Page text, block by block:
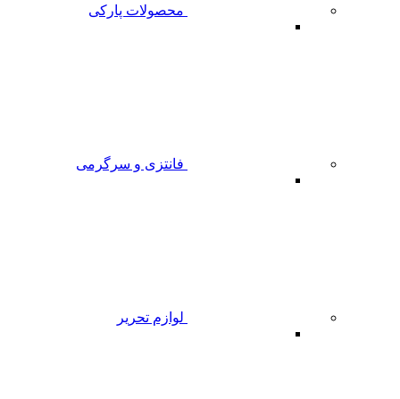
محصولات پارکی
فانتزی و سرگرمی
لوازم تحریر